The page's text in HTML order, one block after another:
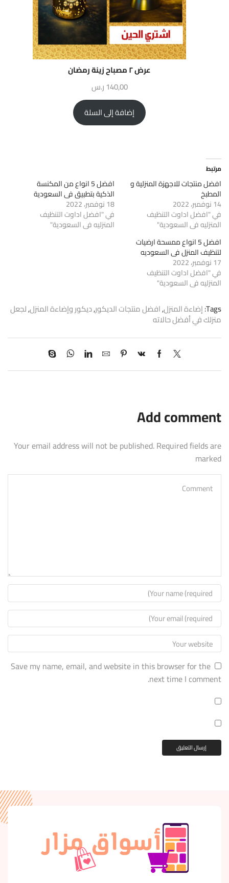
عرض ٢ مصباح زينة رمضان
140,00ر.س
إضافة إلى السلة
مرتبط
افضل منتجات للاجهزة المنزلية و
المطبخ
14 نوفمبر، 2022
في "افضل اداوت التنظيف
المنزليه فى السعودية"
افضل 5 انواع من المكنسة
الذكية بتطبيق فى السعودية
18 نوفمبر، 2022
في "افضل اداوت التنظيف
المنزليه فى السعودية"
افضل 5 انواع ممسحة ارضيات
لتنظيف المنزل فى السعوديه
17 نوفمبر، 2022
في "افضل اداوت التنظيف
المنزليه فى السعودية"
Tags: إضاءة المنزل,افضل منتجات الديكور,ديكور وإضاءة المنزل,لجعل
منزلك في أفضل حالاته
Add comment
Your email address will not be published. Required fields are
marked
Save my name, email, and website in this browser for the
next time I comment.